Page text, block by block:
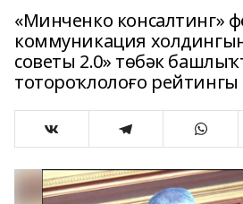
«Минченко консалтинг»
коммуникация
советы 2.0» төбәк
тотороҡлолоғо рейтингы